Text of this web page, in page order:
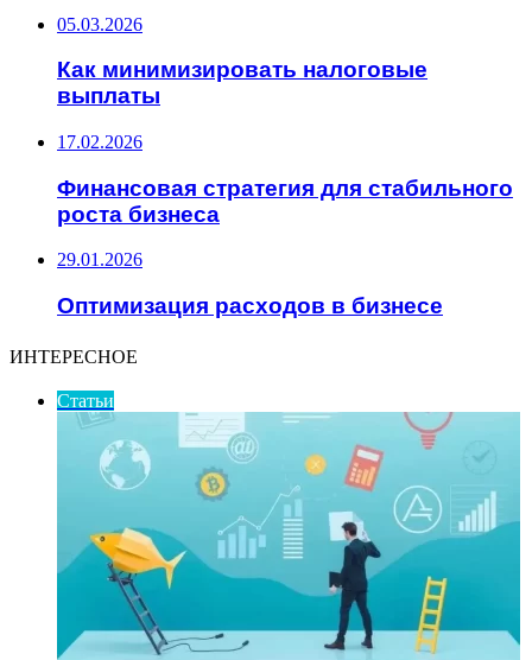
05.03.2026
Как минимизировать налоговые
выплаты
17.02.2026
Финансовая стратегия для стабильного
роста бизнеса
29.01.2026
Оптимизация расходов в бизнесе
ИНТЕРЕСНОЕ
Статьи